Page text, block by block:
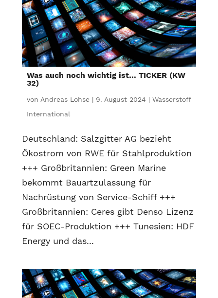
Was auch noch wichtig ist… TICKER (KW
32)
von Andreas Lohse| 9. August 2024 | Wasserstoff
International
Deutschland: Salzgitter AG bezieht
Ökostrom von RWE für Stahlproduktion
+++ Großbritannien: Green Marine
bekommt Bauartzulassung für
Nachrüstung von Service-Schiff +++
Großbritannien: Ceres gibt Denso Lizenz
für SOEC-Produktion +++ Tunesien: HDF
Energy und das...